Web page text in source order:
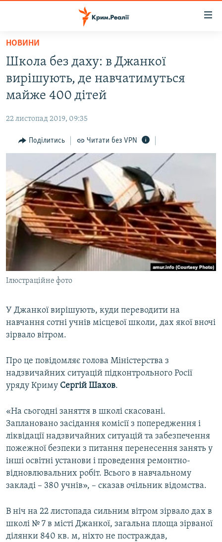
Перейти
основного
матеріалу
Перейти
до
основної
Перейти
до
ВІДЕО ТА ФОТО
БЛОГИ
ПОГЛЯД
ВСЕ ЗА ДЕНЬ
СПЕЦПРОЕКТИ
ДЕПОРТАЦІЯ
ВІДЕОУРОКИ «ELIFBE»
СВІДЧЕННЯ ОКУПАЦІЇ
УКРАЇНСЬКА ПРОБЛЕМА КРИМУ
ІНФОГРАФІКА
ЯК ОБІЙТИ БЛОКУВАННЯ
Русский
Qırımtatar
ДОЛУЧАЙСЯ!
Усі сайти RFE/RL
НОВИНИ
Школа без даху: в Джанкої
вирішують, де навчатимуться
майже 400 дітей
22 листопад 2019, 09:35
Поділитись Читати без VPN
Ілюстраційне фото
У Джанкої вирішують, куди переводити на
навчання сотні учнів місцевої школи, дах якої вночі
зірвало вітром.
Про це повідомляє голова Міністерства з
надзвичайних ситуацій підконтрольного Росії
уряду Криму Сергій Шахов.
«На сьогодні заняття в школі скасовані.
Заплановано засідання комісії з попередження і
ліквідації надзвичайних ситуацій та забезпечення
пожежної безпеки з питання перенесення занять у
інші освітні установи і проведення ремонтно-
відновлювальних робіт. Всього в навчальному
закладі – 380 учнів», – сказав очільник відомства.
В ніч на 22 листопада сильним вітром зірвало дах в
школі № 7 в місті Джанкої, загальна площа зірваної
ділянки 840 кв. м, ніхто не постраждав,